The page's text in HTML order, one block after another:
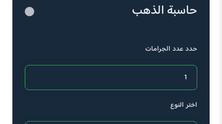
حاسبة الذهب
حدد عدد الجرامات
اختر النوع